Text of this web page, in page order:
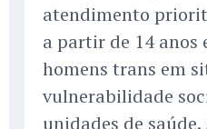
atendimento
a partir de 14 anos
homens trans em
vulnerabilidade
unidades de